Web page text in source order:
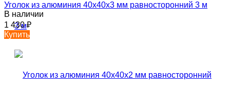
Уголок из алюминия 40х40х3 мм равносторонний 3 м
В наличии
1 430₽
Купить